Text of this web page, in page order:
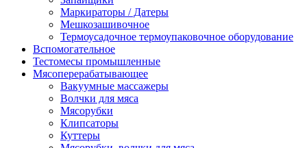
Маркираторы / Датеры
Мешкозашивочное
Термоусадочное термоупаковочное оборудование
Вспомогательное
Тестомесы промышленные
Мясоперерабатывающее
Вакуумные массажеры
Волчки для мяса
Мясорубки
Клипсаторы
Куттеры